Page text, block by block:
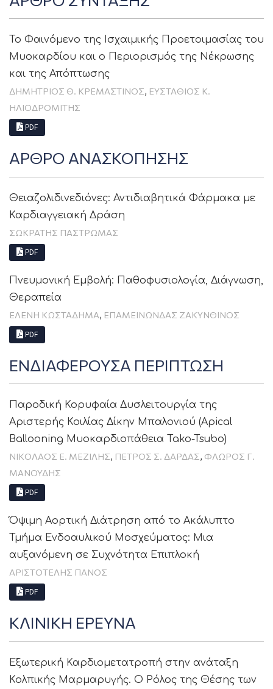
Το Φαινόμενο της Ισχαιμικής Προετοιμασίας του
Μυοκαρδίου και ο Περιορισμός της Νέκρωσης
και της Απόπτωσης
ΔΗΜΗΤΡΙΟΣ Θ. ΚΡΕΜΑΣΤΙΝΟΣ, ΕΥΣΤΆΘΙΟΣ Κ.
ΗΛΙΟΔΡΟΜΊΤΗΣ
PDF
ΑΡΘΡΟ ΑΝΑΣΚΟΠΗΣΗΣ
Θειαζολιδινεδιόνες: Αντιδιαβητικά Φάρμακα με
Καρδιαγγειακή Δράση
ΣΩΚΡΆΤΗΣ ΠΑΣΤΡΩΜΆΣ
PDF
Πνευμονική Εμβολή: Παθοφυσιολογία, Διάγνωση,
Θεραπεία
ΕΛΕΝΗ ΚΩΣΤΑΔΗΜΑ, ΕΠΑΜΕΙΝΩΝΔΑΣ ΖΑΚΥΝΘΙΝΟΣ
PDF
ΕΝΔΙΑΦΕΡΟΥΣΑ ΠΕΡΙΠΤΩΣΗ
Παροδική Κορυφαία Δυσλειτουργία της
Αριστερής Κοιλίας Δίκην Μπαλονιού (Apical
Ballooning Μυοκαρδιοπάθεια Tako-Tsubo)
ΝΙΚΟΛΑΟΣ Ε. ΜΕΖΙΛΗΣ, ΠΕΤΡΟΣ Σ. ΔΑΡΔΑΣ, ΦΛΩΡΟΣ Γ.
ΜΑΝΟΥΔΗΣ
PDF
Όψιμη Αορτική Διάτρηση από το Ακάλυπτο
Τμήμα Ενδοαυλικού Μοσχεύματος: Μια
αυξανόμενη σε Συχνότητα Επιπλοκή
ΑΡΙΣΤΟΤΕΛΗΣ ΠΑΝΟΣ
PDF
ΚΛΙΝΙΚΗ ΕΡΕΥΝΑ
Εξωτερική Καρδιομετατροπή στην ανάταξη
Κολπικής Μαρμαρυγής. Ο Ρόλος της Θέσης των